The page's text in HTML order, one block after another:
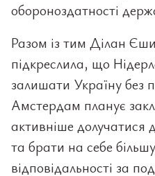
обороноздатності
Разом із тим Ділан
підкреслила, що
залишати Україну без
Амстердам планує
активніше долучатися
та брати на себе
відповідальності за